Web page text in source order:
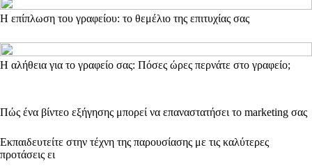
Η επίπλωση του γραφείου: το θεμέλιο της επιτυχίας σας
Η αλήθεια για το γραφείο σας: Πόσες ώρες περνάτε στο γραφείο;
Πώς ένα βίντεο εξήγησης μπορεί να επαναστατήσει το marketing σας
Εκπαιδευτείτε στην τέχνη της παρουσίασης με τις καλύτερες
προτάσεις ει